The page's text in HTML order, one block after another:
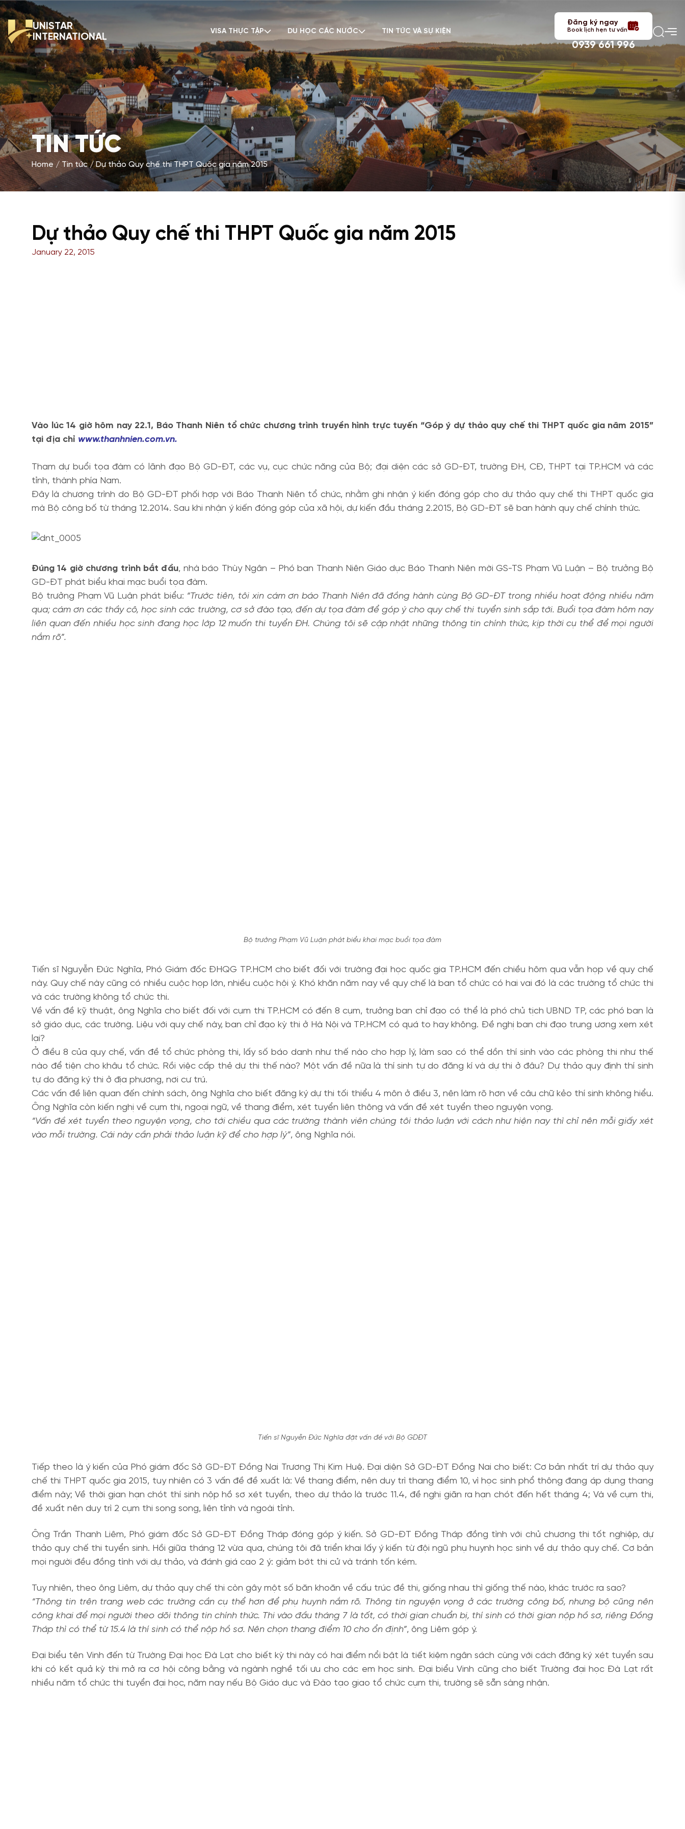
UNISTAR
INTERNATIONAL
VISA THỰC TẬP DU HỌC CÁC NƯỚC TIN TỨC VÀ SỰ KIỆN
Đăng ký ngay
Book lịch hẹn tư vấn
0939 661 996
TIN TỨC
Home Tin tức Dự thảo Quy chế thi THPT Quốc gia năm 2015
Dự thảo Quy chế thi THPT Quốc gia năm 2015
January 22, 2015
Vào lúc 14 giờ hôm nay 22.1, Báo Thanh Niên tổ chức chương trình truyền hình trực tuyến “Góp ý dự thảo quy chế thi THPT quốc gia năm 2015”
tại địa chỉ www.thanhnien.com.vn.
Tham dự buổi tọa đàm có lãnh đạo Bộ GD-ĐT, các vụ, cục chức năng của Bộ; đại diện các sở GD-ĐT, trường ĐH, CĐ, THPT tại TP.HCM và các
tỉnh, thành phía Nam.
Đây là chương trình do Bộ GD-ĐT phối hợp với Báo Thanh Niên tổ chức, nhằm ghi nhận ý kiến đóng góp cho dự thảo quy chế thi THPT quốc gia
mà Bộ công bố từ tháng 12.2014. Sau khi nhận ý kiến đóng góp của xã hội, dự kiến đầu tháng 2.2015, Bộ GD-ĐT sẽ ban hành quy chế chính thức.
Đúng 14 giờ chương trình bắt đầu, nhà báo Thùy Ngân – Phó ban Thanh Niên Giáo dục Báo Thanh Niên mời GS-TS Phạm Vũ Luận – Bộ trưởng Bộ
GD-ĐT phát biểu khai mạc buổi tọa đàm.
Bộ trưởng Phạm Vũ Luận phát biểu: “Trước tiên, tôi xin cám ơn báo Thanh Niên đã đồng hành cùng Bộ GD-ĐT trong nhiều hoạt động nhiều năm
qua; cám ơn các thầy cô, học sinh các trường, cơ sở đào tạo, đến dự tọa đàm để góp ý cho quy chế thi tuyển sinh sắp tới. Buổi tọa đàm hôm nay
liên quan đến nhiều học sinh đang học lớp 12 muốn thi tuyển ĐH. Chúng tôi sẽ cập nhật những thông tin chính thức, kịp thời cụ thể để mọi người
nắm rõ”.
Bộ trưởng Phạm Vũ Luận phát biểu khai mạc buổi tọa đàm
Tiến sĩ Nguyễn Đức Nghĩa, Phó Giám đốc ĐHQG TP.HCM cho biết đối với trường đại học quốc gia TP.HCM đến chiều hôm qua vẫn họp về quy chế
này. Quy chế này cũng có nhiều cuộc họp lớn, nhiều cuộc hội ý. Khó khăn năm nay về quy chế là ban tổ chức có hai vai đó là các trường tổ chức thi
và các trường không tổ chức thi.
Về vấn đề kỹ thuật, ông Nghĩa cho biết đối với cụm thi TP.HCM có đến 8 cụm, trưởng ban chỉ đạo có thể là phó chủ tịch UBND TP, các phó ban là
sở giáo dục, các trường. Liệu với quy chế này, ban chỉ đạo kỳ thi ở Hà Nội và TP.HCM có quá to hay không. Đề nghị ban chi đạo trung ương xem xét
lại?
Ở điều 8 của quy chế, vấn đề tổ chức phòng thi, lấy số báo danh như thế nào cho hợp lý, làm sao có thể dồn thí sinh vào các phòng thi như thế
nào để tiện cho khâu tổ chức. Rồi việc cấp thẻ dự thi thế nào? Một vấn đề nữa là thí sinh tự do đăng kí và dự thi ở đâu? Dự thảo quy định thí sinh
tự do đăng ký thi ở địa phương, nơi cư trú.
Các vấn đề liên quan đến chính sách, ông Nghĩa cho biết đăng ký dự thi tối thiểu 4 môn ở điều 3, nên làm rõ hơn về câu chữ kẻo thí sinh không hiểu.
Ông Nghĩa còn kiến nghị về cụm thi, ngoại ngữ, về thang điểm, xét tuyển liên thông và vấn đề xét tuyển theo nguyện vọng.
“Vấn đề xét tuyển theo nguyện vọng, cho tới chiều qua các trường thành viên chúng tôi thảo luận với cách như hiện nay thì chỉ nên mỗi giấy xét
vào mỗi trường. Cái này cần phải thảo luận kỹ để cho hợp lý”, ông Nghĩa nói.
Tiến sĩ Nguyễn Đức Nghĩa đặt vấn đề với Bộ GDĐT
Tiếp theo là ý kiến của Phó giám đốc Sở GD-ĐT Đồng Nai Trương Thị Kim Huệ. Đại diện Sở GD-ĐT Đồng Nai cho biết: Cơ bản nhất trí dự thảo quy
chế thi THPT quốc gia 2015, tuy nhiên có 3 vấn đề đề xuất là: Về thang điểm, nên duy trì thang điểm 10, vì học sinh phổ thông đang áp dụng thang
điểm này; Về thời gian hạn chót thí sinh nộp hồ sơ xét tuyển, theo dự thảo là trước 11.4, đề nghị giãn ra hạn chót đến hết tháng 4; Và về cụm thi,
đề xuất nên duy trì 2 cụm thi song song, liên tỉnh và ngoài tỉnh.
Ông Trần Thanh Liêm, Phó giám đốc Sở GD-ĐT Đồng Tháp đóng góp ý kiến. Sở GD-ĐT Đồng Tháp đồng tình với chủ chương thi tốt nghiệp, dự
thảo quy chế thi tuyển sinh. Hồi giữa tháng 12 vừa qua, chúng tôi đã triển khai lấy ý kiến từ đội ngũ phụ huynh học sinh về dự thảo quy chế. Cơ bản
mọi người đều đồng tình với dự thảo, và đánh giá cao 2 ý: giảm bớt thi cử và tránh tốn kém.
Tuy nhiên, theo ông Liêm, dự thảo quy chế thi còn gây một số băn khoăn về cấu trúc đề thi, giống nhau thì giống thế nào, khác trước ra sao?
“Thông tin trên trang web các trường cần cụ thể hơn để phụ huynh nắm rõ. Thông tin nguyện vọng ở các trường công bố, nhưng bộ cũng nên
công khai để mọi người theo dõi thông tin chính thức. Thi vào đầu tháng 7 là tốt, có thời gian chuẩn bị, thí sinh có thời gian nộp hồ sơ, riêng Đồng
Tháp thì có thể từ 15.4 là thí sinh có thể nộp hồ sơ. Nên chọn thang điểm 10 cho ổn định”, ông Liêm góp ý.
Đại biểu tên Vinh đến từ Trường Đại học Đà Lạt cho biết kỳ thi này có hai điểm nổi bật là tiết kiệm ngân sách cùng với cách đăng ký xét tuyển sau
khi có kết quả kỳ thi mở ra cơ hội công bằng và ngành nghề tối ưu cho các em học sinh. Đại biểu Vinh cũng cho biết Trường đại học Đà Lạt rất
nhiều năm tổ chức thi tuyển đại học, năm nay nếu Bộ Giáo dục và Đào tạo giao tổ chức cụm thi, trường sẽ sẵn sàng nhận.